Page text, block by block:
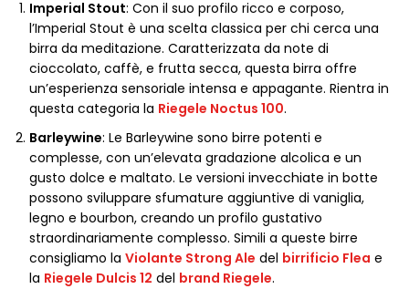
Imperial Stout: Con il suo profilo ricco e corposo,
l’Imperial Stout è una scelta classica per chi cerca una
birra da meditazione. Caratterizzata da note di
cioccolato, caffè, e frutta secca, questa birra offre
un’esperienza sensoriale intensa e appagante. Rientra in
questa categoria la Riegele Noctus 100.
Barleywine: Le Barleywine sono birre potenti e
complesse, con un’elevata gradazione alcolica e un
gusto dolce e maltato. Le versioni invecchiate in botte
possono sviluppare sfumature aggiuntive di vaniglia,
legno e bourbon, creando un profilo gustativo
straordinariamente complesso. Simili a queste birre
consigliamo la Violante Strong Ale del birrificio Flea e
la Riegele Dulcis 12 del brand Riegele.